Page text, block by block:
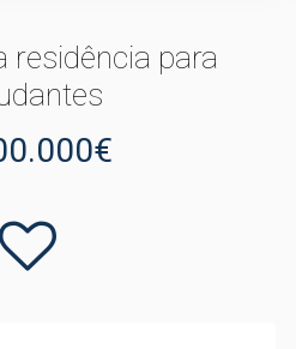
residência para